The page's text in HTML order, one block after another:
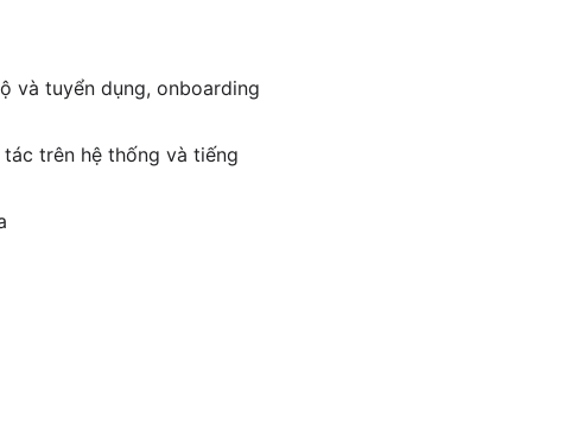
và tuyển dụng, onboarding
trên hệ thống và tiếng